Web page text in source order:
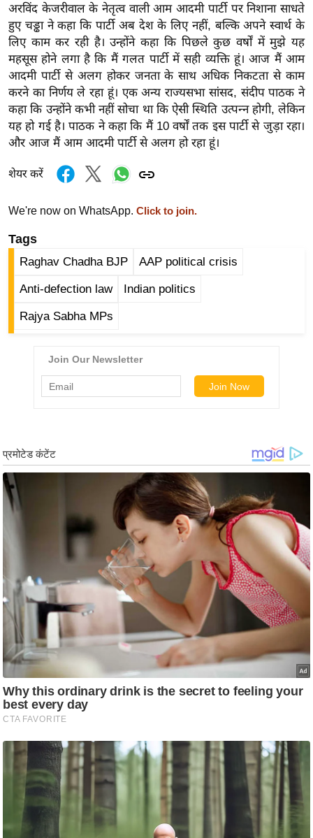
म
नो
रं
ज
न
ज
ग
त
ली
ड
हॉ
वु
ड
फि
a
k
i
n
w
ला
इ
फ
स्टा
इ
ल
टे
क्नॉ
लॉ
जी
ब्यू
टी
अरविंद केजरीवाल के नेतृत्व वाली आम आदमी पार्टी पर निशाना साधते
हुए चड्ढा ने कहा कि पार्टी अब देश के लिए नहीं, बल्कि अपने स्वार्थ के
लिए काम कर रही है। उन्होंने कहा कि पिछले कुछ वर्षों में मुझे यह
महसूस होने लगा है कि मैं गलत पार्टी में सही व्यक्ति हूं। आज मैं आम
आदमी पार्टी से अलग होकर जनता के साथ अधिक निकटता से काम
करने का निर्णय ले रहा हूं। एक अन्य राज्यसभा सांसद, संदीप पाठक ने
कहा कि उन्होंने कभी नहीं सोचा था कि ऐसी स्थिति उत्पन्न होगी, लेकिन
यह हो गई है। पाठक ने कहा कि मैं 10 वर्षों तक इस पार्टी से जुड़ा रहा।
और आज मैं आम आदमी पार्टी से अलग हो रहा हूं।
शेयर करें
We're now on WhatsApp. Click to join.
Tags
Raghav Chadha BJP AAP political crisis
Anti-defection law Indian politics
Rajya Sabha MPs